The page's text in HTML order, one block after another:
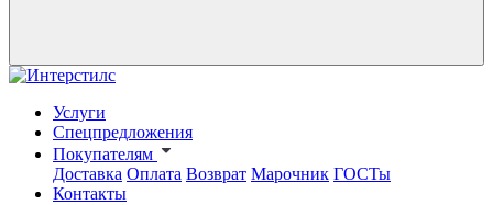
Услуги
Спецпредложения
Покупателям
Доставка Оплата Возврат Марочник ГОСТы
Контакты